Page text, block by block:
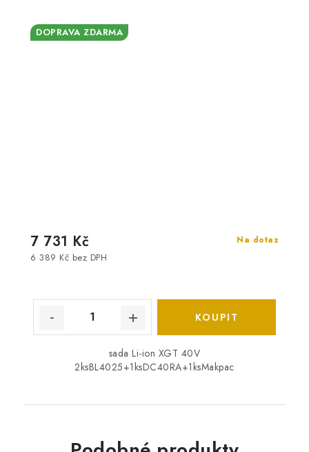
DOPRAVA ZDARMA
Na dotaz
6 389 Kč bez DPH
7 731 Kč
sada Li-ion XGT 40V
2ksBL4025+1ksDC40RA+1ksMakpac